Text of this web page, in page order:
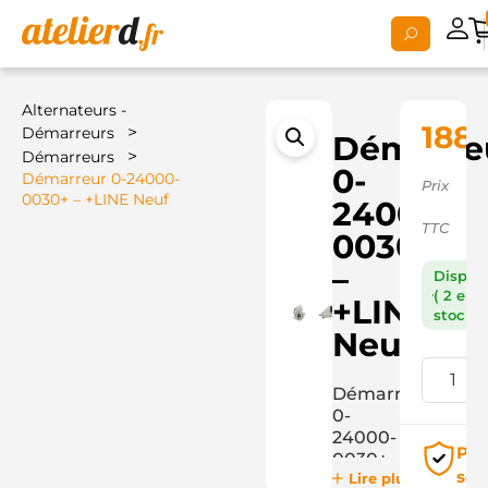
Alternateurs -
Démarreurs
>
Démarreurs >
Démarreur 0-24000-
0030+ – +LINE Neuf
0-
24000-
0030+
–
+LINE
Neuf
Démarreur
0-
24000-
0030+
Lire plus
Prix
TTC
( 2 en
stock )